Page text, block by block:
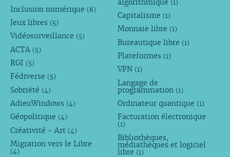
Inclusion numérique (6)
Jeux libres (5)
Vidéosurveillance (5)
ACTA (5)
RGI (5)
Fédiverse (5)
Sobriété (4)
AdieuWindows (4)
Géopolitique (4)
Créativité - Art (4)
Migration vers le Libre
(4)
algorithmique (1)
Capitalisme (1)
Monnaie libre (1)
Bureautique libre (1)
Plateformes (1)
VPN (1)
Langage de
programmation (1)
Ordinateur quantique (1)
Facturation électronique
(1)
Bibliothèques,
médiathèques et logiciel
libre (1)